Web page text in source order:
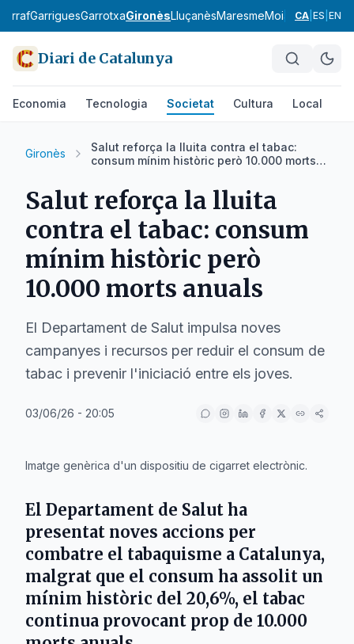
GarriguesGarrotxaGironèsLluçanèsMaresmeMoianès Montsià
CA ES EN
Diari de Catalunya
Economia Tecnologia Societat Cultura Local
Gironès
Salut reforça la lluita contra el tabac:
consum mínim històric però 10.000 morts
Salut reforça la lluita
contra el tabac: consum
mínim històric però
10.000 morts anuals
El Departament de Salut impulsa noves
campanyes i recursos per reduir el consum de
tabac i prevenir l'iniciació entre els joves.
03/06/26 - 20:05
Imatge genèrica d'un dispositiu de cigarret electrònic.
El Departament de Salut ha
presentat noves accions per
combatre el tabaquisme a Catalunya,
malgrat que el consum ha assolit un
mínim històric del 20,6%, el tabac
continua provocant prop de 10.000